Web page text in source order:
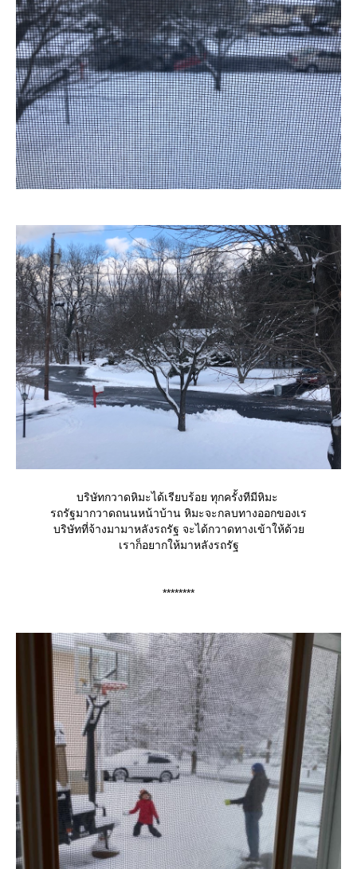
บริษัทกวาดหิมะได้เรียบร้อย ทุกครั้งทีมีหิมะ
รถรัฐมากวาดถนนหน้าบ้าน หิมะจะกลบทางออกของเร
บริษัทที่จ้างมามาหลังรถรัฐ​ จะได้กวาดทางเข้าให้ด้ว
เราก็อยากให้มาหลังรถรัฐ
********